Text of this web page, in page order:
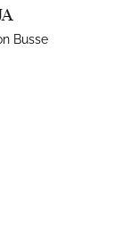
Busse